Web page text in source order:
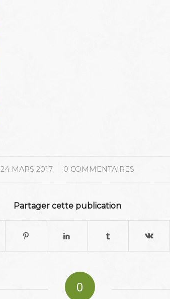
24 MARS 2017
/ 0 COMMENTAIRES
Partager cette publication
0